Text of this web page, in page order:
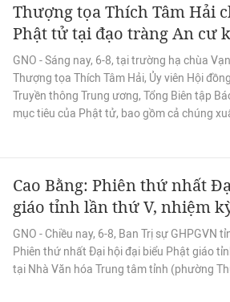
Thượng tọa Thích Tâm Hải
Phật tử tại đạo tràng An cư
GNO - Sáng nay, 6-8, tại trường hạ chùa
Thượng tọa Thích Tâm Hải, Ủy viên Hội
Truyền thông Trung ương, Tổng Biên tập
mục tiêu của Phật tử, bao gồm cả chúng
Cao Bằng: Phiên thứ nhất
giáo tỉnh lần thứ V, nhiệm
GNO - Chiều nay, 6-8, Ban Trị sự GHPGVN
Phiên thứ nhất Đại hội đại biểu Phật giáo
tại Nhà Văn hóa Trung tâm tỉnh (phường